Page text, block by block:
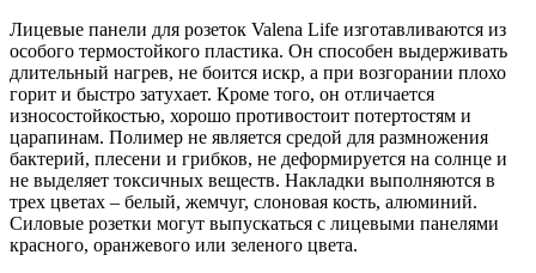
Лицевые панели для розеток Valena Life изготавливаются из
особого термостойкого пластика. Он способен выдерживать
длительный нагрев, не боится искр, а при возгорании плохо
горит и быстро затухает. Кроме того, он отличается
износостойкостью, хорошо противостоит потертостям и
царапинам. Полимер не является средой для размножения
бактерий, плесени и грибков, не деформируется на солнце и
не выделяет токсичных веществ. Накладки выполняются в
трех цветах – белый, жемчуг, слоновая кость, алюминий.
Силовые розетки могут выпускаться с лицевыми панелями
красного, оранжевого или зеленого цвета.